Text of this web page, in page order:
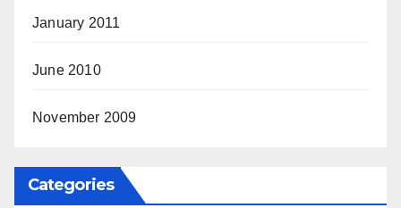
January 2011
June 2010
November 2009
Categories